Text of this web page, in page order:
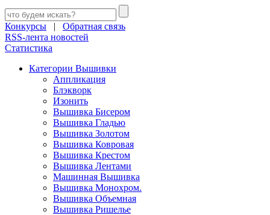
Конкурсы | Обратная связь
RSS-лента новостей
Статистика
Категории Вышивки
Аппликация
Блэкворк
Изонить
Вышивка Бисером
Вышивка Гладью
Вышивка Золотом
Вышивка Ковровая
Вышивка Крестом
Вышивка Лентами
Машинная Вышивка
Вышивка Монохром.
Вышивка Объемная
Вышивка Ришелье